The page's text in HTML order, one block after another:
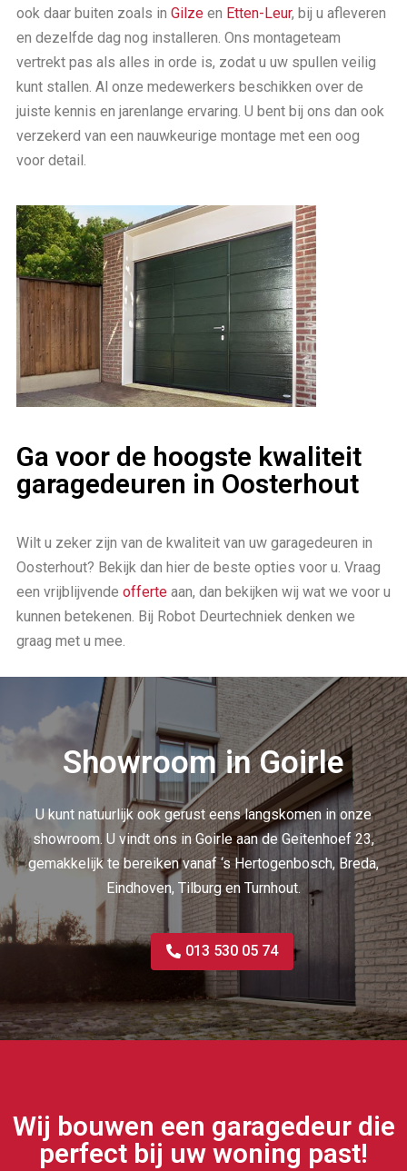
ook daar buiten zoals in Gilze en Etten-Leur, bij u afleveren
en dezelfde dag nog installeren. Ons montageteam
vertrekt pas als alles in orde is, zodat u uw spullen veilig
kunt stallen. Al onze medewerkers beschikken over de
juiste kennis en jarenlange ervaring. U bent bij ons dan ook
verzekerd van een nauwkeurige montage met een oog
voor detail.
Ga voor de hoogste kwaliteit
garagedeuren in Oosterhout
Wilt u zeker zijn van de kwaliteit van uw garagedeuren in
Oosterhout? Bekijk dan hier de beste opties voor u. Vraag
een vrijblijvende offerte aan, dan bekijken wij wat we voor u
kunnen betekenen. Bij Robot Deurtechniek denken we
graag met u mee.
Showroom in Goirle
U kunt natuurlijk ook gerust eens langskomen in onze
showroom. U vindt ons in Goirle aan de Geitenhoef 23,
gemakkelijk te bereiken vanaf ‘s Hertogenbosch, Breda,
Eindhoven, Tilburg en Turnhout.
013 530 05 74
Wij bouwen een garagedeur die
perfect bij uw woning past!